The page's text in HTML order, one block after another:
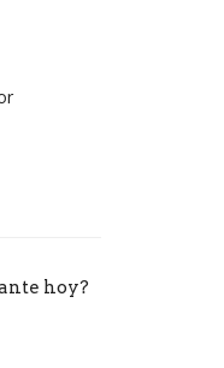
hoy?